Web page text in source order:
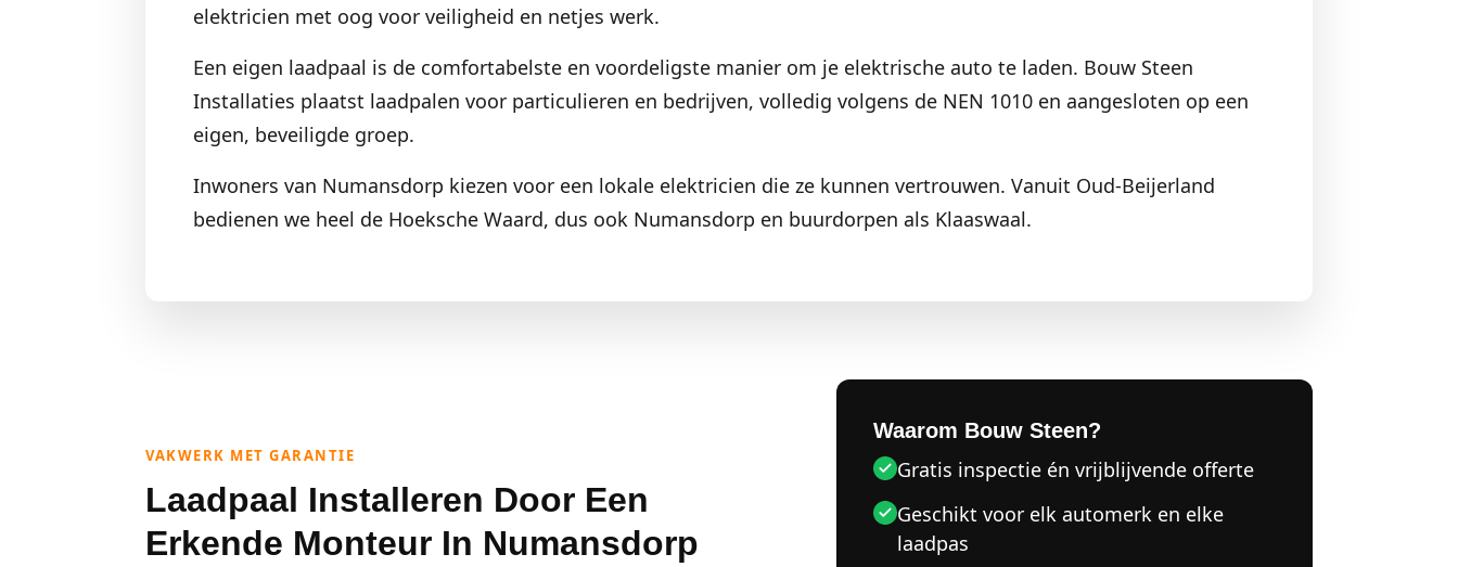
elektricien met oog voor veiligheid en netjes werk.
Een eigen laadpaal is de comfortabelste en voordeligste manier om je elektrische auto te laden. Bouw Steen
Installaties plaatst laadpalen voor particulieren en bedrijven, volledig volgens de NEN 1010 en aangesloten op een
eigen, beveiligde groep.
Inwoners van Numansdorp kiezen voor een lokale elektricien die ze kunnen vertrouwen. Vanuit Oud-Beijerland
bedienen we heel de Hoeksche Waard, dus ook Numansdorp en buurdorpen als Klaaswaal.
VAKWERK MET GARANTIE
Laadpaal Installeren Door Een
Erkende Monteur In Numansdorp
Waarom Bouw Steen?
Gratis inspectie én vrijblijvende offerte
Geschikt voor elk automerk en elke
laadpas